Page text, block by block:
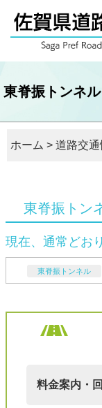
東脊振トンネル
ホーム > 道路交通
東脊振トン
現在、通常どお
東脊振トンネル
料金案内・